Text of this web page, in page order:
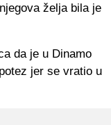
želja bila je
da je u Dinamo
jer se vratio u